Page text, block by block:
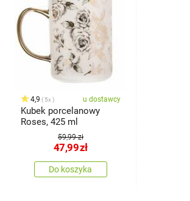
4,9 5x u dostawcy
Kubek porcelanowy
Roses, 425 ml
59,99 zł
47,99zł
Do koszyka